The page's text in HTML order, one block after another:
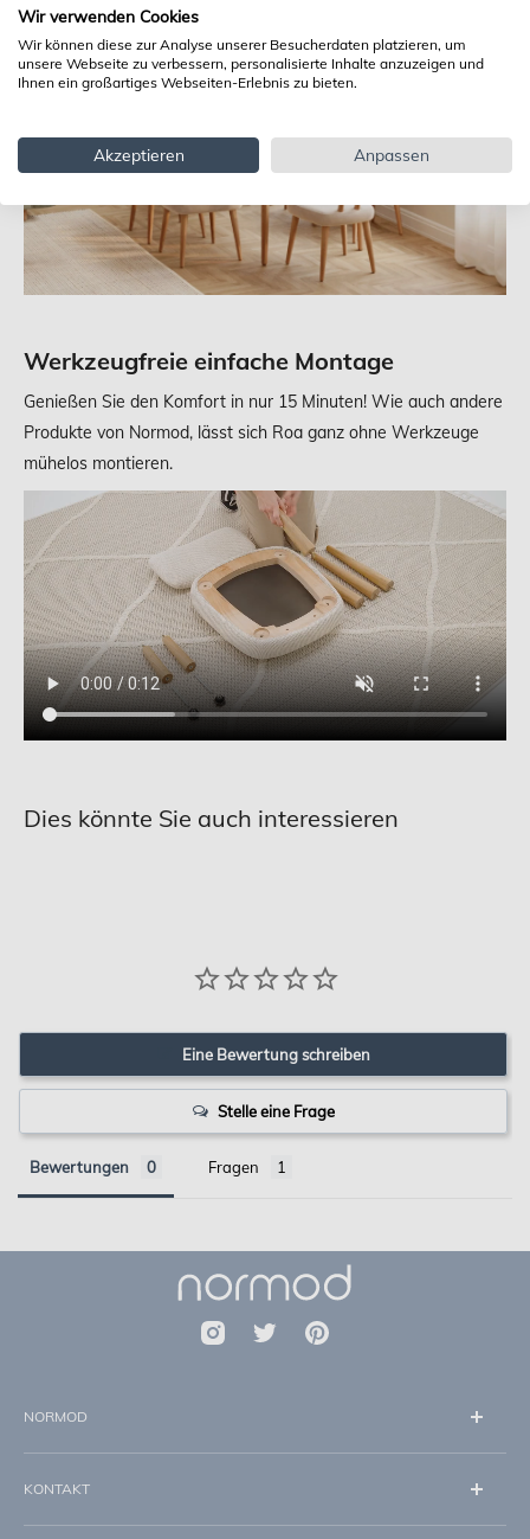
einfügt, neue Standards in der Stuhlgestaltung.
Werkzeugfreie einfache Montage
Genießen Sie den Komfort in nur 15 Minuten! Wie auch andere
Produkte von Normod, lässt sich Roa ganz ohne Werkzeuge
mühelos montieren.
Dies könnte Sie auch interessieren
Eine Bewertung schreiben
Stelle eine Frage
Bewertungen Fragen
NORMOD
Über uns
Impressum
Datenschutz
KONTAKT
info@normod.de
Wir verwenden Cookies
Wir können diese zur Analyse unserer Besucherdaten platzieren, um
unsere Webseite zu verbessern, personalisierte Inhalte anzuzeigen und
Ihnen ein großartiges Webseiten-Erlebnis zu bieten.
Akzeptieren Anpassen